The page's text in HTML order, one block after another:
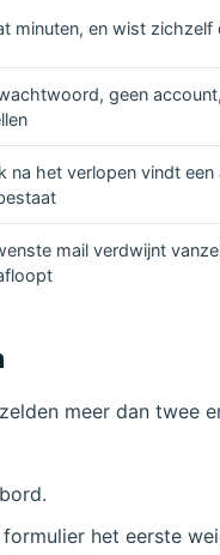
minuten, en wist zichzelf
geen
na het verlopen vindt
mail verdwijnt
meer dan twee
het eerste